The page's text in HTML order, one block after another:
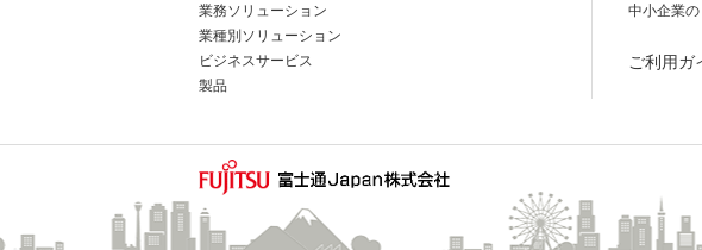
業務ソリューション
業種別ソリューション
ビジネスサービス
製品
中小企業
ご利用ガ